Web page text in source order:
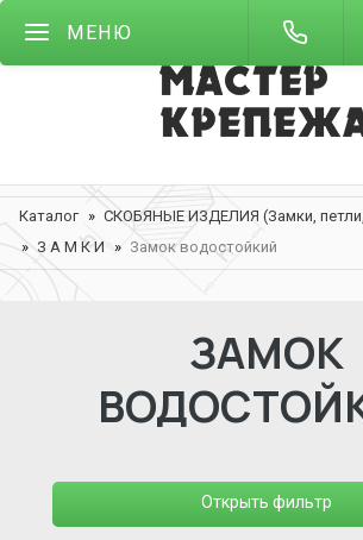
МЕНЮ
Каталог
СКОБЯНЫЕ ИЗДЕЛИЯ (Замки,
З А М К И
Замок водостойкий
ЗАМОК
Открыть фильтр